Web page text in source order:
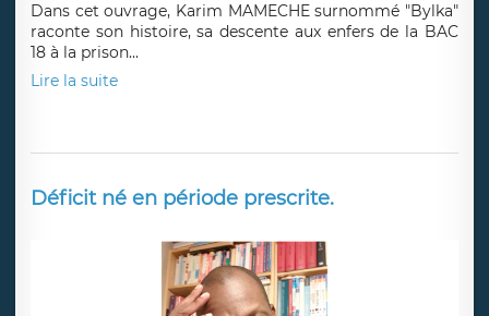
Dans cet ouvrage, Karim MAMECHE surnommé "Bylka"
raconte son histoire, sa descente aux enfers de la BAC
18 à la prison...
Lire la suite
Déficit né en période prescrite.